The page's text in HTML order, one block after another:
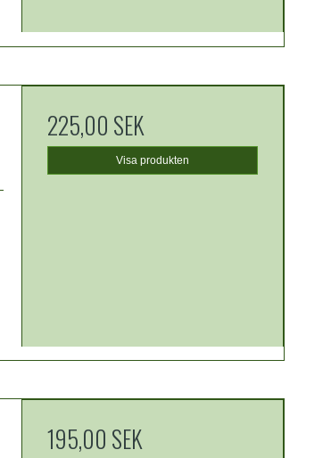
225,00 SEK
Visa produkten
195,00 SEK